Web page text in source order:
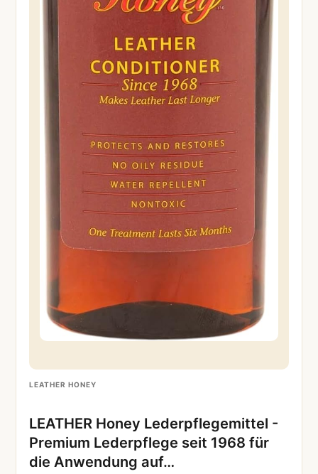
LEATHER HONEY
LEATHER Honey Lederpflegemittel -
Premium Lederpflege seit 1968 für
die Anwendung auf…